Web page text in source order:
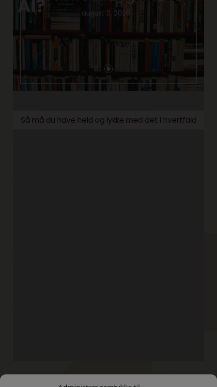
august 3, 2026
Så må du have held og lykke med det i hvertfald